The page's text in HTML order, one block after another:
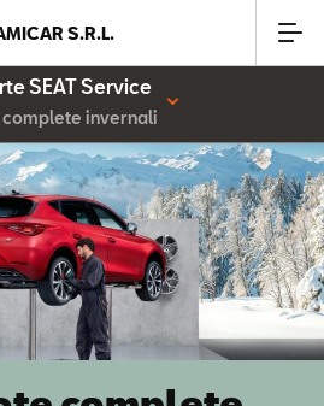
S.R.L.
SEAT Service
complete invernali